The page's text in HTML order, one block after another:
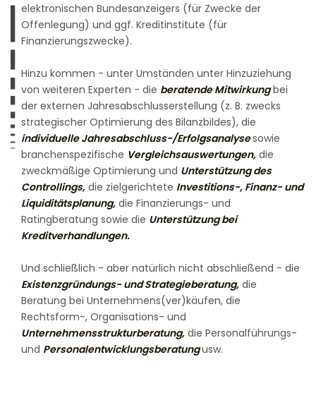
elektronischen Bundesanzeigers (für Zwecke der
Offenlegung) und ggf. Kreditinstitute (für
Finanzierungszwecke).
Hinzu kommen - unter Umständen unter Hinzuziehung
von weiteren Experten - die beratende Mitwirkungbei
der externen Jahresabschlusserstellung (z. B. zwecks
strategischer Optimierung des Bilanzbildes), die
individuelle Jahresabschluss-/Erfolgsanalysesowie
branchenspezifische Vergleichsauswertungen, die
zweckmäßige Optimierung und Unterstützung des
Controllings, die zielgerichtete Investitions-, Finanz- und
Liquiditätsplanung, die Finanzierungs- und
Ratingberatung sowie die Unterstützung bei
Kreditverhandlungen.
Und schließlich - aber natürlich nicht abschließend - die
Existenzgründungs- und Strategieberatung, die
Beratung bei Unternehmens(ver)käufen, die
Rechtsform-, Organisations- und
Unternehmensstrukturberatung, die Personalführungs-
und Personalentwicklungsberatungusw.